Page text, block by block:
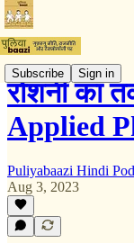
Subscribe Sign in
रोशनी का
Applied
Puliyabaazi Hindi
Aug 3, 2023